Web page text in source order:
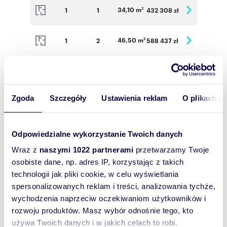
Zgoda Szczegóły Ustawienia reklam O plikach
Odpowiedzialne wykorzystanie Twoich danych
Wraz z naszymi 1022 partnerami przetwarzamy Twoje
osobiste dane, np. adres IP, korzystając z takich
technologii jak pliki cookie, w celu wyświetlania
spersonalizowanych reklam i treści, analizowania tychże,
wychodzenia naprzeciw oczekiwaniom użytkowników i
rozwoju produktów. Masz wybór odnośnie tego, kto
używa Twoich danych i w jakich celach to robi.
1 1 34,10 m2 432 308 zł
1 2 46,50 m2 588 437 zł
846 864 zł
2 37,67 m2 523 864 zł
2 1 29,89 m 441 977 zł
2 1 34,10 m2 448 813 zł
46,50 m
2 2 38,84 m2 521 622 zł